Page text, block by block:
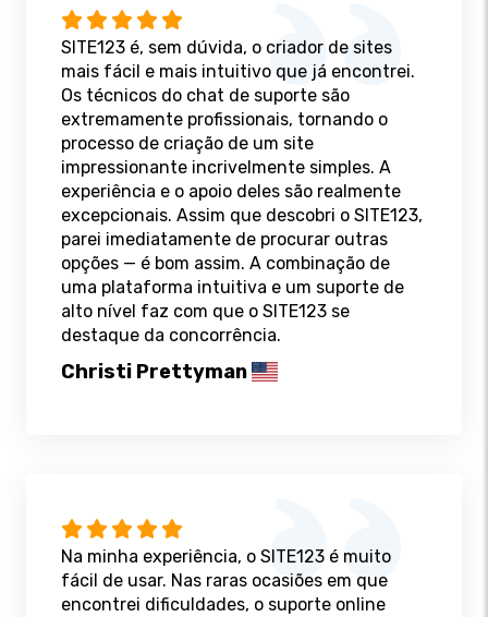
SITE123 é, sem dúvida, o criador de sites
mais fácil e mais intuitivo que já encontrei.
Os técnicos do chat de suporte são
extremamente profissionais, tornando o
processo de criação de um site
impressionante incrivelmente simples. A
experiência e o apoio deles são realmente
excepcionais. Assim que descobri o SITE123,
parei imediatamente de procurar outras
opções — é bom assim. A combinação de
uma plataforma intuitiva e um suporte de
alto nível faz com que o SITE123 se
destaque da concorrência.
Christi Prettyman
Na minha experiência, o SITE123 é muito
fácil de usar. Nas raras ocasiões em que
encontrei dificuldades, o suporte online